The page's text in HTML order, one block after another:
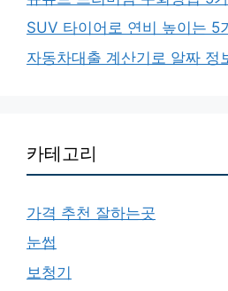
SUV 타이어로 연비 높이는 5
자동차대출 계산기로 알짜 정
카테고리
가격 추천 잘하는곳
눈썹
보청기